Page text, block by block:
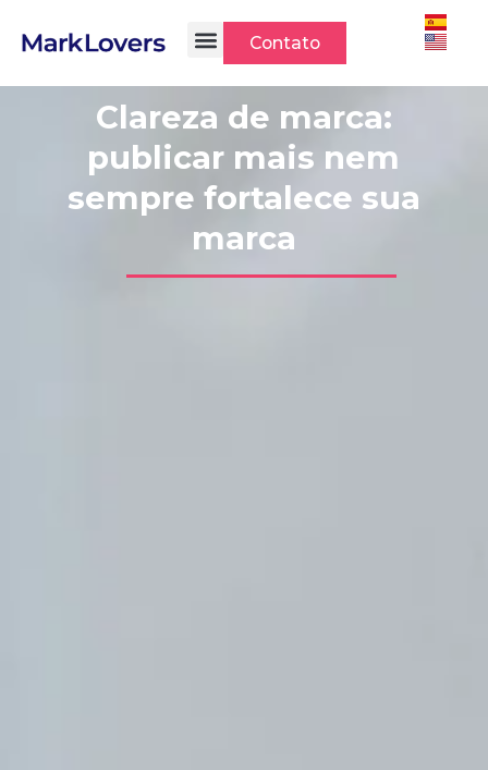
para
conteúdo
Contato
Clareza de marca:
publicar mais nem
sempre fortalece sua
marca